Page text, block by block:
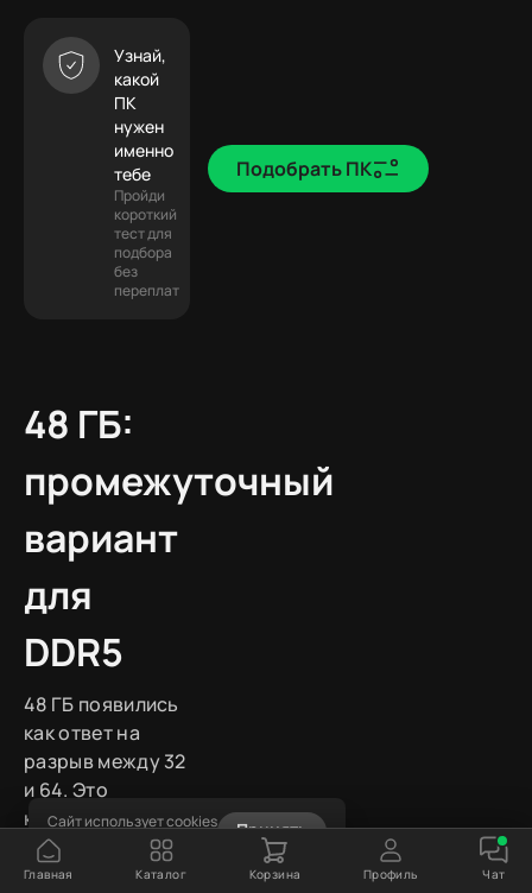
Узнай,
какой
ПК
нужен
именно
тебе
Пройди
короткий
тест для
подбора
без
переплат
Подобрать ПК
48 ГБ:
промежуточный
вариант
для
DDR5
48 ГБ появились
как ответ на
разрыв между 32
и 64. Это
комплект из двух
модулей по 24
ГБ. Смысл
Главная Каталог Корзина Профиль Чат
Сайт использует cookies
Узнать подробнее
Принять